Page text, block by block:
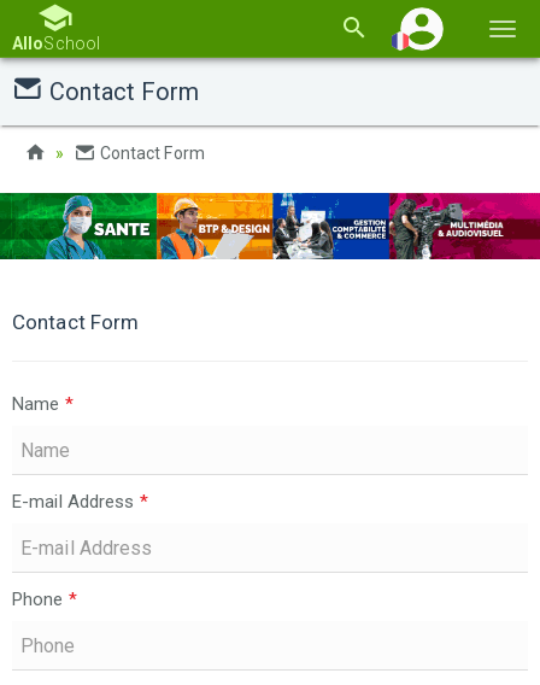
la
AlloSchool
Contact Form
Contact Form
Contact Form
Name *
E-mail Address *
Phone *